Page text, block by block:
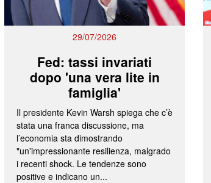
29/07/2026
Fed: tassi invariati
dopo 'una vera lite in
famiglia'
Il presidente Kevin Warsh spiega che c’è
stata una franca discussione, ma
l’economia sta dimostrando
"un'impressionante resilienza, malgrado
i recenti shock. Le tendenze sono
positive e indicano un...